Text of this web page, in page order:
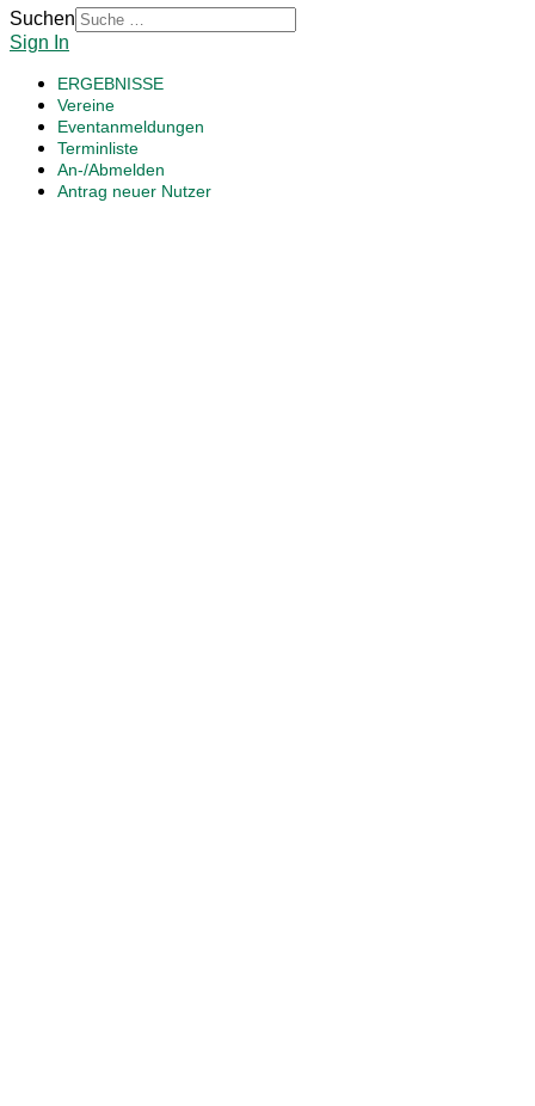
Suchen
Sign In
ERGEBNISSE
Vereine
Eventanmeldungen
Terminliste
An-/Abmelden
Antrag neuer Nutzer